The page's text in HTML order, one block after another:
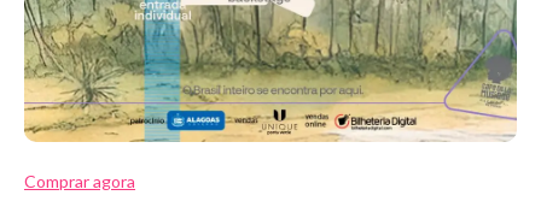
Comprar agora